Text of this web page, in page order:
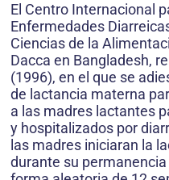
El Centro Internacional
Enfermedades
Ciencias de la
Dacca en Bangladesh,
(1996), en el que se
de lactancia materna
a las madres lactantes
y hospitalizados por
las madres iniciaran la
durante su